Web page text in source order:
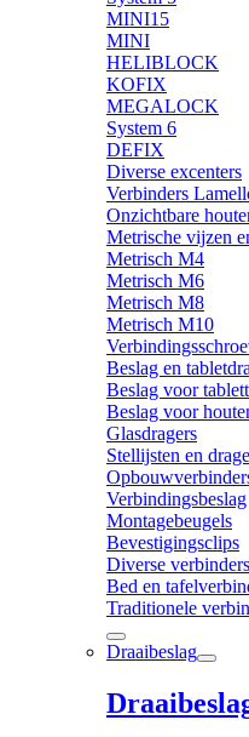
MINI15
MINI
HELIBLOCK
KOFIX
MEGALOCK
System 6
DEFIX
Diverse excenters
Verbinders
Onzichtbare
Metrische vijzen
Metrisch M4
Metrisch M6
Metrisch M8
Metrisch M10
Beslag en
Beslag voor
Beslag voor
Glasdragers
Stellijsten en
Verbindingsbeslag
Montagebeugels
Bevestigingsclips
Diverse verbinders
Bed en
Traditionele
Draaibeslag